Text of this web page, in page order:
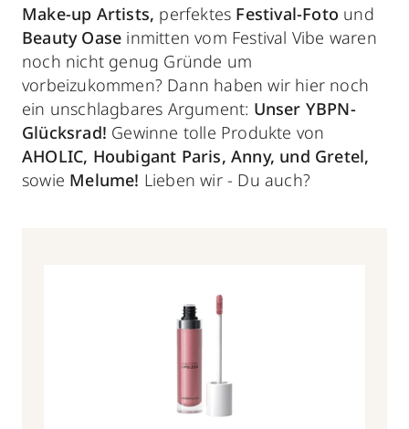
Make-up Artists, perfektes Festival-Foto und
Beauty Oase inmitten vom Festival Vibe waren
noch nicht genug Gründe um
vorbeizukommen? Dann haben wir hier noch
ein unschlagbares Argument: Unser YBPN-
Glücksrad! Gewinne tolle Produkte von
AHOLIC, Houbigant Paris, Anny, und Gretel,
sowie Melume! Lieben wir - Du auch?